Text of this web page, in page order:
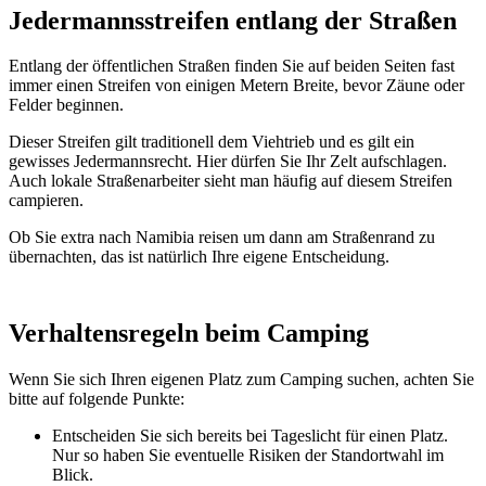
Jedermannsstreifen entlang der Straßen
Entlang der öffentlichen Straßen finden Sie auf beiden Seiten fast
immer einen Streifen von einigen Metern Breite, bevor Zäune oder
Felder beginnen.
Dieser Streifen gilt traditionell dem Viehtrieb und es gilt ein
gewisses Jedermannsrecht. Hier dürfen Sie Ihr Zelt aufschlagen.
Auch lokale Straßenarbeiter sieht man häufig auf diesem Streifen
campieren.
Ob Sie extra nach Namibia reisen um dann am Straßenrand zu
übernachten, das ist natürlich Ihre eigene Entscheidung.
Verhaltensregeln beim Camping
Wenn Sie sich Ihren eigenen Platz zum Camping suchen, achten Sie
bitte auf folgende Punkte:
Entscheiden Sie sich bereits bei Tageslicht für einen Platz.
Nur so haben Sie eventuelle Risiken der Standortwahl im
Blick.